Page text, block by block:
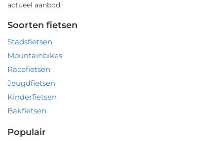
actueel aanbod.
Soorten fietsen
Stadsfietsen
Mountainbikes
Racefietsen
Jeugdfietsen
Kinderfietsen
Bakfietsen
Populair